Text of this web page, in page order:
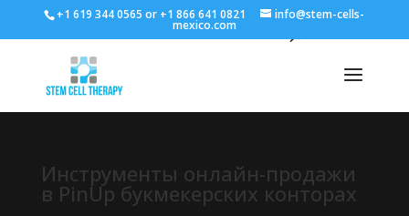
+1 619 344 0565 or +1 866 641 0821 info@stem-cells-
mexico.com
Инструменты онлайн-продажи
в PinUp букмекерских конторах